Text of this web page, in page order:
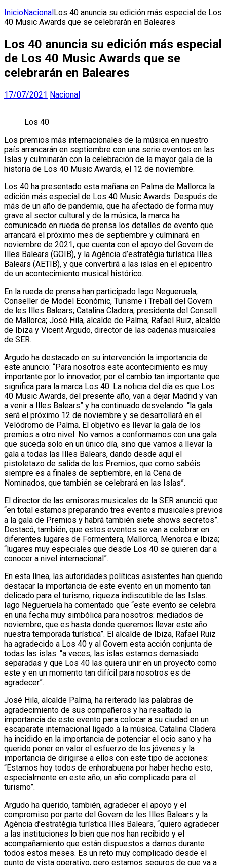
InicioNacionalLos 40 anuncia su edición más especial de Los
40 Music Awards que se celebrarán en Baleares
Los 40 anuncia su edición más especial
de Los 40 Music Awards que se
celebrarán en Baleares
17/07/2021 Nacional
Los 40
Los premios más internacionales de la música en nuestro
país arrancarán en septiembre con una serie eventos en las
Islas y culminarán con la celebración de la mayor gala de la
historia de Los 40 Music Awards, el 12 de noviembre.
Los 40 ha presentado esta mañana en Palma de Mallorca la
edición más especial de Los 40 Music Awards. Después de
más de un año de pandemia, que ha afectado de forma muy
grave al sector cultural y de la música, la marca ha
comunicado en rueda de prensa los detalles de evento que
arrancará el próximo mes de septiembre y culminará en
noviembre de 2021, que cuenta con el apoyo del Govern de
Illes Balears (GOIB), y la Agència d’estratègia turística Illes
Balears (AETIB), y que convertirá a las islas en el epicentro
de un acontecimiento musical histórico.
En la rueda de prensa han participado Iago Negueruela,
Conseller de Model Econòmic, Turisme i Treball del Govern
de les Illes Balears; Catalina Cladera, presidenta del Consell
de Mallorca; José Hila, alcalde de Palma; Rafael Ruiz, alcalde
de Ibiza y Vicent Argudo, director de las cadenas musicales
de SER.
Argudo ha destacado en su intervención la importancia de
este anuncio: “Para nosotros este acontecimiento es muy
importante por lo innovador, por el cambio tan importante que
significa para la marca Los 40. La noticia del día es que Los
40 Music Awards, del presente año, van a dejar Madrid y van
a venir a Illes Balears” y ha continuado desvelando: “la gala
será el próximo 12 de noviembre y se desarrollará en el
Velódromo de Palma. El objetivo es llevar la gala de los
premios a otro nivel. No vamos a conformarnos con una gala
que suceda solo en un único día, sino que vamos a llevar la
gala a todas las Illes Balears, dando desde aquí el
pistoletazo de salida de los Premios, que como sabéis
siempre es a finales de septiembre, en la Cena de
Nominados, que también se celebrará en las Islas”.
El director de las emisoras musicales de la SER anunció que
“en total estamos preparando tres eventos musicales previos
a la gala de Premios y habrá también siete shows secretos”.
Destacó, también, que estos eventos se van a celebrar en
diferentes lugares de Formentera, Mallorca, Menorca e Ibiza;
“lugares muy especiales que desde Los 40 se quieren dar a
conocer a nivel internacional”.
En esta línea, las autoridades políticas asistentes han querido
destacar la importancia de este evento en un momento tan
delicado para el turismo, riqueza indiscutible de las Islas.
Iago Negueruela ha comentado que “este evento se celebra
en una fecha muy simbólica para nosotros: mediados de
noviembre, que es hasta donde queremos llevar este año
nuestra temporada turística”. El alcalde de Ibiza, Rafael Ruiz
ha agradecido a Los 40 y al Govern esta acción conjunta de
todas las islas: “a veces, las islas estamos demasiado
separadas y que Los 40 las quiera unir en un proyecto como
este y en un momento tan difícil para nosotros es de
agradecer”.
José Hila, alcalde Palma, ha reiterado las palabras de
agradecimiento de sus compañeros y ha resaltado la
importancia de este evento para colocar a su ciudad en un
escaparate internacional ligado a la música. Catalina Cladera
ha incidido en la importancia de potenciar el ocio sano y ha
querido poner en valor el esfuerzo de los jóvenes y la
importancia de dirigirse a ellos con este tipo de acciones:
“Estamos hoy todos de enhorabuena por haber hecho esto,
especialmente en este año, un año complicado para el
turismo”.
Argudo ha querido, también, agradecer el apoyo y el
compromiso por parte del Govern de les Illes Balears y la
Agència d’estratègia turística Illes Balears, “quiero agradecer
a las instituciones lo bien que nos han recibido y el
acompañamiento que están dispuestos a darnos durante
todos estos meses. Es un reto muy complicado desde el
punto de vista operativo, pero estamos seguros de que va a